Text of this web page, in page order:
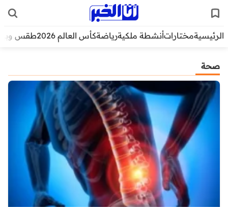
الرئيسيةمختاراتأنشطة ملكيةرياضةكأس العالم 2026 طقس
صحة